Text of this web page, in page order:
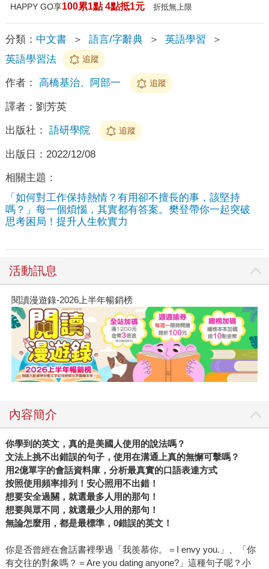
HAPPY GO享100累1點 4點抵1元 折抵無上限
分類： 中文書 ＞ 語言/字辭典 ＞ 英語學習
＞
英語學習法
追蹤
作者： 高橋基治、阿部一 追蹤
譯者： 劉芳英
出版社： 語研學院 追蹤
出版日： 2022/12/08
相關主題：
「如何對工作保持熱情？有用卻不擅長的事，該堅持
嗎？」每一個煩惱，其實都有答案。樊登帶你一起突破
思考困局！提升人生軟實力
活動訊息
閱讀漫遊錄-2026上半年暢銷榜
內容簡介
你學到的英文，真的是美國人使用的說法嗎？
文法上挑不出錯誤的句子，使用在溝通上真的無懈可擊嗎？
用2億單字的會話資料庫，分析最真實的口語表達方式
按照使用頻率排列！安心照用不出錯！
想要安全過關，就選最多人用的那句！
想要與眾不同，就選最少人用的那句！
無論怎麼用，都是最標準，0錯誤的英文！
你是否曾經在會話書裡學過「我羨慕你。＝I envy you.」、「你
有交往的對象嗎？＝Are you dating anyone?」這種句子呢？小